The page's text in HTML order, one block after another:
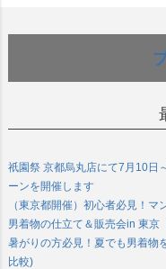
祇園祭 京都烏丸店にて7月10日
ーンを開催します
（東京都開催）初心者必見！
男着物の仕立て＆販売会in 東京
暑がりの方必見！夏でも男着物
比較)